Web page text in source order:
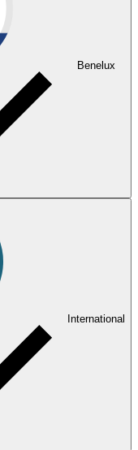
Benelux
International